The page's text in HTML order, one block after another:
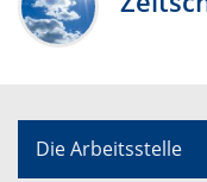
Die Arbeitsstelle